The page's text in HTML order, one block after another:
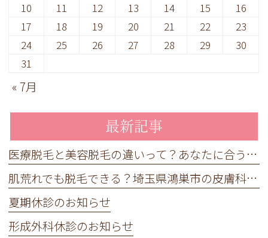
« 7月
10
11 12 13 14 15
16
17
18 19 20 21 22
23
24
25 26 27 28 29
30
31
最新記事
医療脱毛と美容脱毛の違いって？あなたに合うのはどっち？｜埼玉で選ばれる脱毛ガイド
肌荒れでも脱毛できる？埼玉県鴻巣市の皮膚科が教える正しいケア
夏期休診のお知らせ
形成外科休診のお知らせ